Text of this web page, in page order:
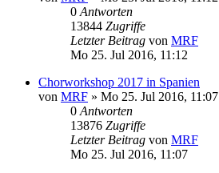
0 Antworten
13844 Zugriffe
Letzter Beitrag von MRF
Mo 25. Jul 2016, 11:12
Chorworkshop 2017 in Spanien
von MRF » Mo 25. Jul 2016, 11:07
0 Antworten
13876 Zugriffe
Letzter Beitrag von MRF
Mo 25. Jul 2016, 11:07